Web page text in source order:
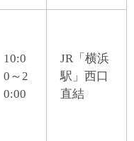
10:0
0～2
0:00
JR「横浜
駅」西口
直結